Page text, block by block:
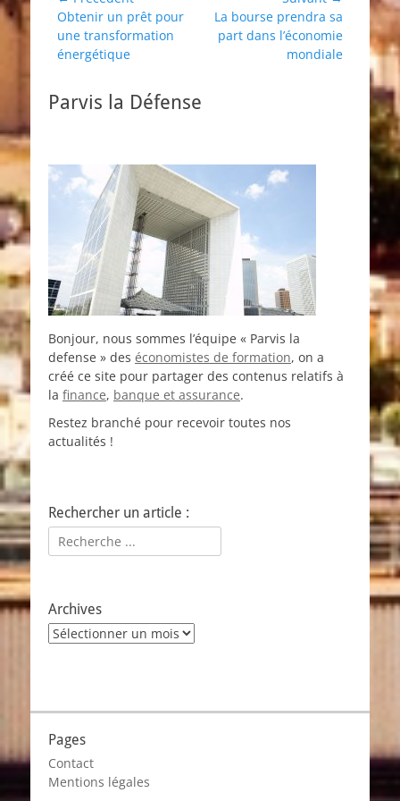
de
l’article
Article
précédent :
Obtenir un prêt pour
une transformation
énergétique
Article
suivant :
La bourse prendra sa
part dans l’économie
mondiale
Parvis la Défense
Bonjour, nous sommes l’équipe « Parvis la
defense » des économistes de formation, on a
créé ce site pour partager des contenus relatifs à
la finance, banque et assurance.
Restez branché pour recevoir toutes nos
actualités !
Rechercher un article :
Rechercher :
Archives
Archives
Pages
Contact
Mentions légales